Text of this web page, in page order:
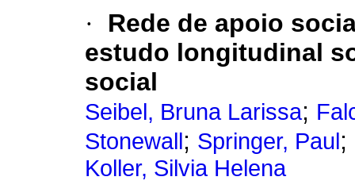
·
Rede de apoio
estudo longitudinal
social
Seibel, Bruna Larissa;
Stonewall ; Springer, Paul ;
Koller, Silvia Helena